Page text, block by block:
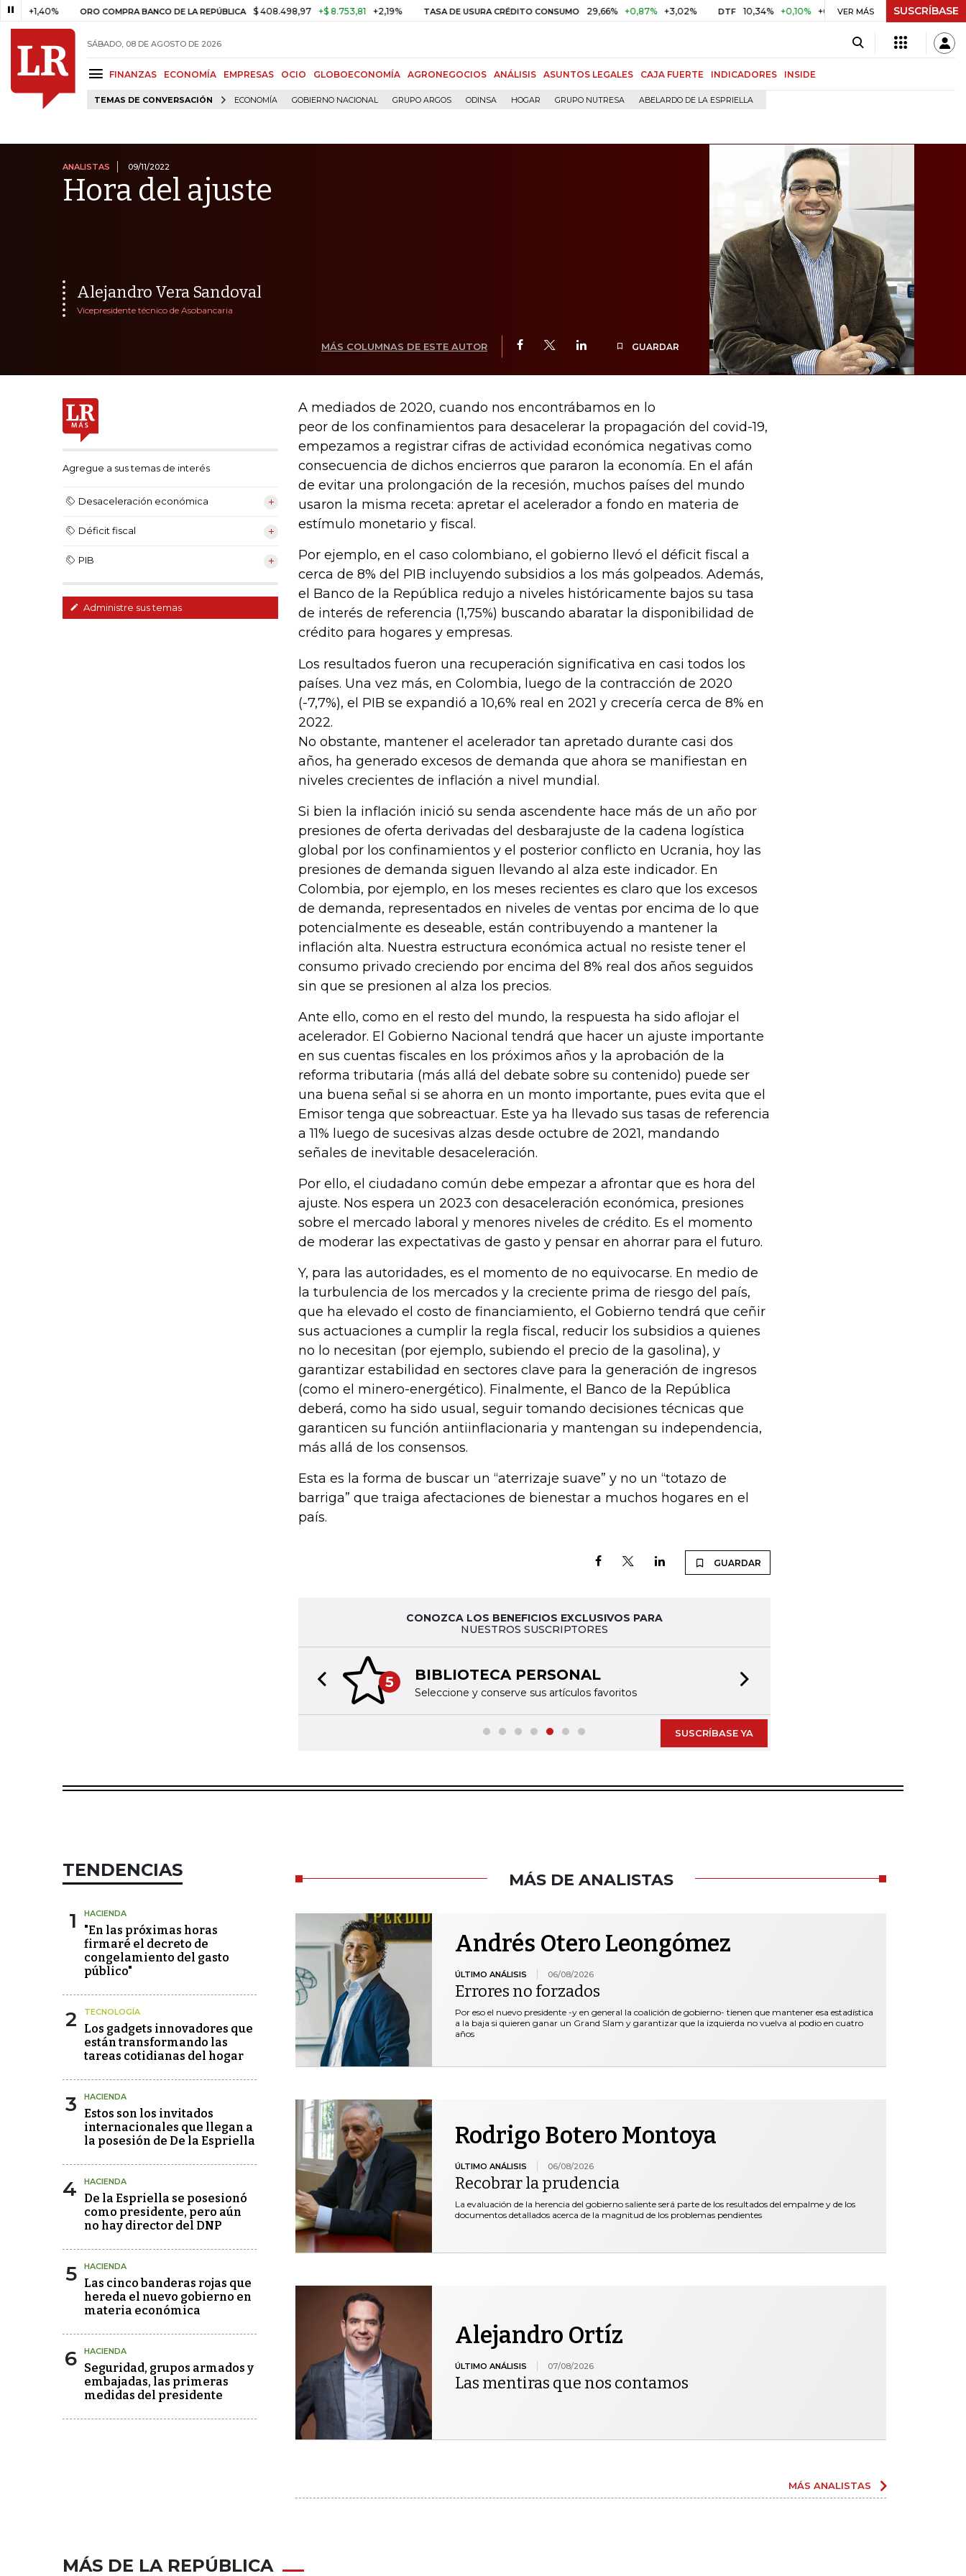
ORO COMPRA BANCO DE LA REPÚBLICA $ 408.498,97 +$ 8.753,81 +2,19% TASA DE USURA CRÉDITO CONSUMO 29,66% +0,87% +3,02% DTF 10,34% +0,10% +0,98% UVR $ 416,96 +$ 0,05
VER MÁS SUSCRÍBASE
SÁBADO, 08 DE AGOSTO DE 2026
FINANZAS ECONOMÍA EMPRESAS OCIO GLOBOECONOMÍA AGRONEGOCIOS ANÁLISIS ASUNTOS LEGALES CAJA FUERTE INDICADORES INSIDE
TEMAS DE CONVERSACIÓN ECONOMÍA GOBIERNO NACIONAL GRUPO ARGOS ODINSA HOGAR GRUPO NUTRESA ABELARDO DE LA ESPRIELLA
ANALISTAS 09/11/2022
Hora del ajuste
Alejandro Vera Sandoval
Vicepresidente técnico de Asobancaria
MÁS COLUMNAS DE ESTE AUTOR GUARDAR
Agregue a sus temas de interés
Desaceleración económica
Déficit fiscal
PIB
Administre sus temas
A mediados de 2020, cuando nos encontrábamos en lo
peor de los confinamientos para desacelerar la propagación del covid-19,
empezamos a registrar cifras de actividad económica negativas como
consecuencia de dichos encierros que pararon la economía. En el afán
de evitar una prolongación de la recesión, muchos países del mundo
usaron la misma receta: apretar el acelerador a fondo en materia de
estímulo monetario y fiscal.
Por ejemplo, en el caso colombiano, el gobierno llevó el déficit fiscal a
cerca de 8% del PIB incluyendo subsidios a los más golpeados. Además,
el Banco de la República redujo a niveles históricamente bajos su tasa
de interés de referencia (1,75%) buscando abaratar la disponibilidad de
crédito para hogares y empresas.
Los resultados fueron una recuperación significativa en casi todos los
países. Una vez más, en Colombia, luego de la contracción de 2020
(-7,7%), el PIB se expandió a 10,6% real en 2021 y crecería cerca de 8% en
2022.
No obstante, mantener el acelerador tan apretado durante casi dos
años, ha generado excesos de demanda que ahora se manifiestan en
niveles crecientes de inflación a nivel mundial.
Si bien la inflación inició su senda ascendente hace más de un año por
presiones de oferta derivadas del desbarajuste de la cadena logística
global por los confinamientos y el posterior conflicto en Ucrania, hoy las
presiones de demanda siguen llevando al alza este indicador. En
Colombia, por ejemplo, en los meses recientes es claro que los excesos
de demanda, representados en niveles de ventas por encima de lo que
potencialmente es deseable, están contribuyendo a mantener la
inflación alta. Nuestra estructura económica actual no resiste tener el
consumo privado creciendo por encima del 8% real dos años seguidos
sin que se presionen al alza los precios.
Ante ello, como en el resto del mundo, la respuesta ha sido aflojar el
acelerador. El Gobierno Nacional tendrá que hacer un ajuste importante
en sus cuentas fiscales en los próximos años y la aprobación de la
reforma tributaria (más allá del debate sobre su contenido) puede ser
una buena señal si se ahorra en un monto importante, pues evita que el
Emisor tenga que sobreactuar. Este ya ha llevado sus tasas de referencia
a 11% luego de sucesivas alzas desde octubre de 2021, mandando
señales de inevitable desaceleración.
Por ello, el ciudadano común debe empezar a afrontar que es hora del
ajuste. Nos espera un 2023 con desaceleración económica, presiones
sobre el mercado laboral y menores niveles de crédito. Es el momento
de moderar las expectativas de gasto y pensar en ahorrar para el futuro.
Y, para las autoridades, es el momento de no equivocarse. En medio de
la turbulencia de los mercados y la creciente prima de riesgo del país,
que ha elevado el costo de financiamiento, el Gobierno tendrá que ceñir
sus actuaciones a cumplir la regla fiscal, reducir los subsidios a quienes
no lo necesitan (por ejemplo, subiendo el precio de la gasolina), y
garantizar estabilidad en sectores clave para la generación de ingresos
(como el minero-energético). Finalmente, el Banco de la República
deberá, como ha sido usual, seguir tomando decisiones técnicas que
garanticen su función antiinflacionaria y mantengan su independencia,
más allá de los consensos.
Esta es la forma de buscar un “aterrizaje suave” y no un “totazo de
barriga” que traiga afectaciones de bienestar a muchos hogares en el
país.
GUARDAR
CONOZCA LOS BENEFICIOS EXCLUSIVOS PARA
NUESTROS SUSCRIPTORES
5 BIBLIOTECA PERSONAL
Seleccione y conserve sus artículos favoritos
Previous slide
SUSCRÍBASE YA
TENDENCIAS
1 HACIENDA
"En las próximas horas
firmaré el decreto de
congelamiento del gasto
público"
2 TECNOLOGÍA
Los gadgets innovadores que
están transformando las
tareas cotidianas del hogar
3 HACIENDA
Estos son los invitados
internacionales que llegan a
la posesión de De la Espriella
4 HACIENDA
De la Espriella se posesionó
como presidente, pero aún
no hay director del DNP
5 HACIENDA
Las cinco banderas rojas que
hereda el nuevo gobierno en
materia económica
6 HACIENDA
Seguridad, grupos armados y
embajadas, las primeras
medidas del presidente
MÁS DE ANALISTAS
Andrés Otero Leongómez
ÚLTIMO ANÁLISIS 06/08/2026
Errores no forzados
Por eso el nuevo presidente -y en general la coalición de gobierno- tienen que mantener esa estadística
a la baja si quieren ganar un Grand Slam y garantizar que la izquierda no vuelva al podio en cuatro
años
Rodrigo Botero Montoya
ÚLTIMO ANÁLISIS 06/08/2026
Recobrar la prudencia
La evaluación de la herencia del gobierno saliente será parte de los resultados del empalme y de los
documentos detallados acerca de la magnitud de los problemas pendientes
Alejandro Ortíz
ÚLTIMO ANÁLISIS 07/08/2026
Las mentiras que nos contamos
MÁS ANALISTAS
MÁS DE LA REPÚBLICA